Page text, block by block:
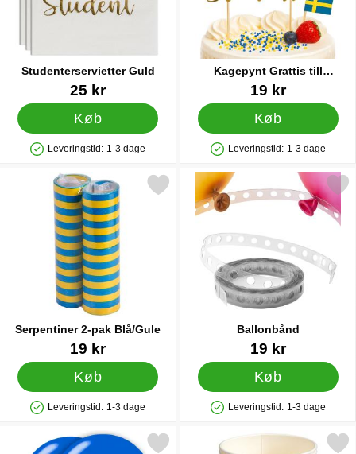
Studenterservietter Guld
Varenr 2784625 kr
Køb
Produkttilgængelighed: På lager
Leveringstid: 1-3 dage
Kagepynt Grattis till
Studenten
Varenr 2785119 kr
Køb
Produkttilgængelighed: På lager
Leveringstid: 1-3 dage
Serpentiner 2-pak Blå/Gule
Varenr 1094119 kr
Køb
Produkttilgængelighed: På lager
Leveringstid: 1-3 dage
Markér serpentiner 2-pak Blå/Gule som favorit
Ballonbånd
Varenr 2121119 kr
Køb
Produkttilgængelighed: På lager
Leveringstid: 1-3 dage
Markér
Markér balloner Blå som favorit Markér student